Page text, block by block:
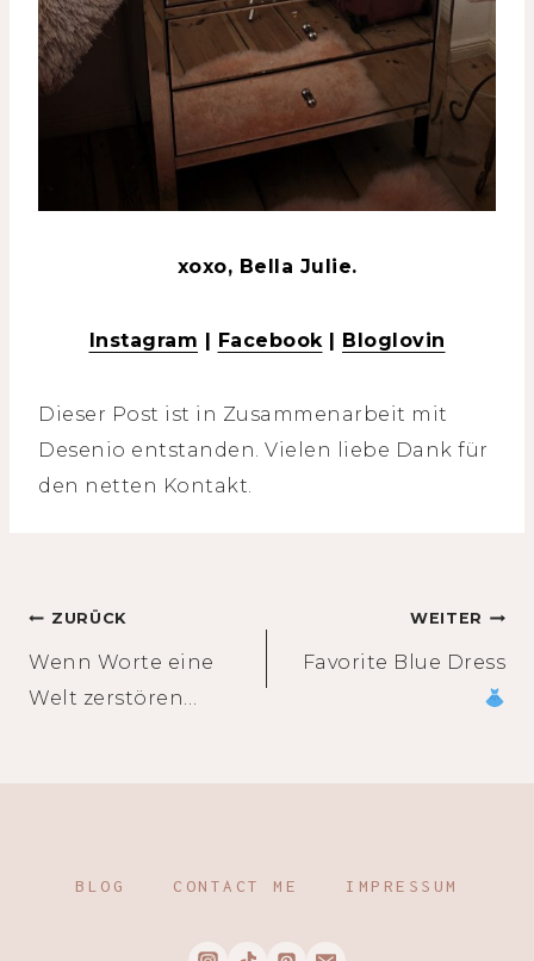
xoxo, Bella Julie.
Instagram Facebook| Bloglovin
Dieser Post ist in Zusammenarbeit mit
Desenio entstanden. Vielen liebe Dank für
den netten Kontakt.
Beitragsnavigation
ZURÜCK
Wenn Worte eine
Welt zerstören…
WEITER
Favorite Blue Dress
BLOG CONTACT ME IMPRESSUM